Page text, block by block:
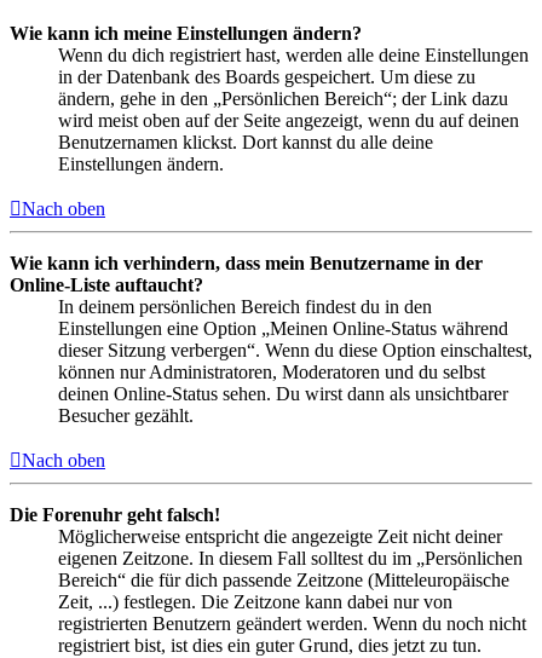
Wie kann ich meine Einstellungen ändern?
Wenn du dich registriert hast, werden alle deine Einstellungen
in der Datenbank des Boards gespeichert. Um diese zu
ändern, gehe in den „Persönlichen Bereich“; der Link dazu
wird meist oben auf der Seite angezeigt, wenn du auf deinen
Benutzernamen klickst. Dort kannst du alle deine
Einstellungen ändern.
Nach oben
Wie kann ich verhindern, dass mein Benutzername in der
Online-Liste auftaucht?
In deinem persönlichen Bereich findest du in den
Einstellungen eine Option „Meinen Online-Status während
dieser Sitzung verbergen“. Wenn du diese Option einschaltest,
können nur Administratoren, Moderatoren und du selbst
deinen Online-Status sehen. Du wirst dann als unsichtbarer
Besucher gezählt.
Nach oben
Die Forenuhr geht falsch!
Möglicherweise entspricht die angezeigte Zeit nicht deiner
eigenen Zeitzone. In diesem Fall solltest du im „Persönlichen
Bereich“ die für dich passende Zeitzone (Mitteleuropäische
Zeit, ...) festlegen. Die Zeitzone kann dabei nur von
registrierten Benutzern geändert werden. Wenn du noch nicht
registriert bist, ist dies ein guter Grund, dies jetzt zu tun.